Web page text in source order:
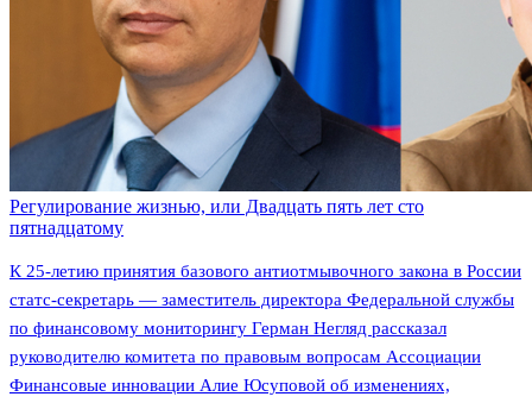
Регулирование жизнью, или Двадцать пять лет сто
пятнадцатому
К 25-летию принятия базового антиотмывочного закона в России
статс-секретарь — заместитель директора Федеральной службы
по финансовому мониторингу Герман Негляд рассказал
руководителю комитета по правовым вопросам Ассоциации
Финансовые инновации Алие Юсуповой об изменениях,